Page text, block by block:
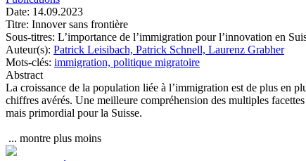
Date: 14.09.2023
Titre: Innover sans frontière
Sous-titres: L’importance de l’immigration pour l’innovation en
Auteur(s): Patrick Leisibach, Patrick Schnell, Laurenz Grabher
Mots-clés: immigration, politique migratoire
Abstract
La croissance de la population liée à l’immigration est de plus en
chiffres avérés. Une meilleure compréhension des multiples
mais primordial pour la Suisse.
... montre plus moins